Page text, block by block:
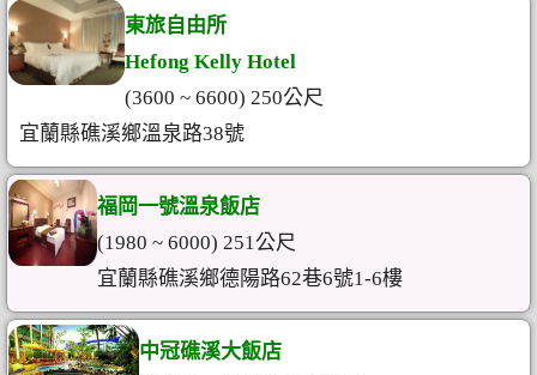
東旅自由所
Hefong Kelly Hotel
(3600 ~ 6600) 250公尺
宜蘭縣礁溪鄉溫泉路38號
福岡一號溫泉飯店
(1980 ~ 6000) 251公尺
宜蘭縣礁溪鄉德陽路62巷6號1-6樓
中冠礁溪大飯店